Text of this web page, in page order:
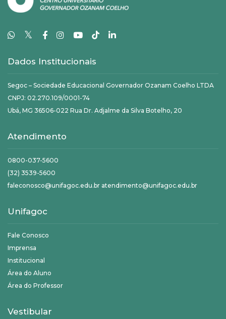
𝕏
Dados Institucionais
Segoc – Sociedade Educacional Governador Ozanam Coelho LTDA
CNPJ: 02.270.109/0001-74
Ubá, MG 36506-022 Rua Dr. Adjalme da Silva Botelho, 20
Atendimento
0800-037-5600
(32) 3539-5600
faleconosco@unifagoc.edu.br atendimento@unifagoc.edu.br
Unifagoc
Fale Conosco
Imprensa
Institucional
Área do Aluno
Área do Professor
Vestibular